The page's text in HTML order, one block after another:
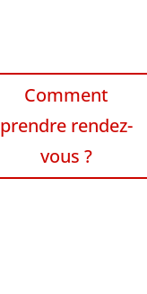
Comment
prendre rendez-
vous ?